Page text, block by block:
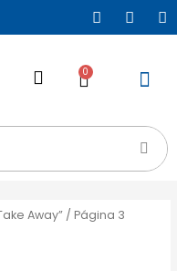
0
Away” / Página 3